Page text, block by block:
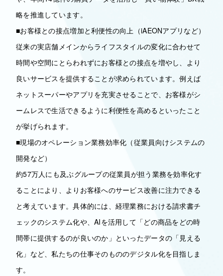
略を推進しています。
■お客様との接点増加と利便性の向上（iAEONアプリなど）
従来の実店舗メインからライフスタイルの変化に合わせて
時間や空間にとらわれずにお客様との接点を増やし、より
良いサービスを提供することが求められています。例えば
ネットスーパーやアプリを充実させることで、お客様がシ
ームレスで生活できるように利便性を高めるといったこと
が挙げられます。
■現場のオペレーション業務効率化（従業員向けシステムの
開発など）
約57万人にも及ぶグループの従業員が担う業務を効率化す
ることにより、よりお客様へのサービス改善に注力できる
と考えています。具体的には、経理業務における請求書チ
ェックのシステム化や、AIを活用して「どの商品をどの時
間帯に提供するのが良いのか」といったデータの「見える
化」など、私たちの仕事そのもののデジタル化を目指しま
す。